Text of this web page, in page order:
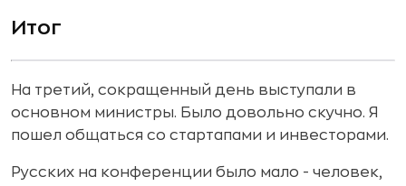
Итог
На третий, сокращенный день выступали в
основном министры. Было довольно скучно. Я
пошел общаться со стартапами и инвесторами.
Русских на конференции было мало - человек,